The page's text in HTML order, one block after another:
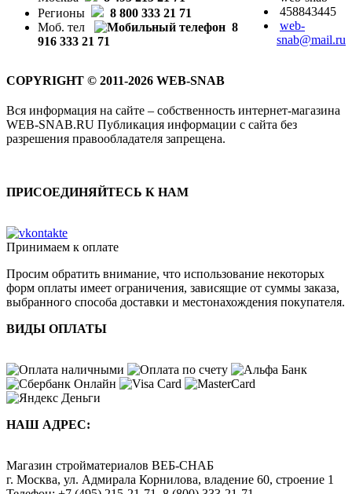
Регионы
8 800 333 21 71
Моб. тел
8
916 333 21 71
458843445
web-
snab@mail.ru
COPYRIGHT © 2011-2026 WEB-SNAB
Вся информация на сайте – собственность интернет-магазина
WEB-SNAB.RU Публикация информации с сайта без
разрешения правообладателя запрещена.
ПРИСОЕДИНЯЙТЕСЬ К НАМ
Принимаем к оплате
Просим обратить внимание, что использование некоторых
форм оплаты имеет ограничения, зависящие от суммы заказа,
выбранного способа доставки и местонахождения покупателя.
ВИДЫ ОПЛАТЫ
НАШ АДРЕС:
Магазин стройматериалов ВЕБ-СНАБ
г. Москва, ул. Адмирала Корнилова, владение 60, строение 1